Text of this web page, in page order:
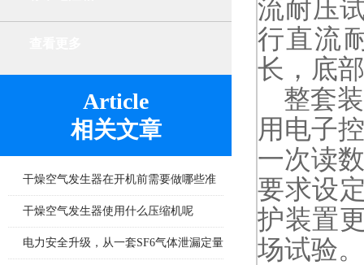
Article
相关文章
干燥空气发生器在开机前需要做哪些准
备工作
干燥空气发生器使用什么压缩机呢
电力安全升级，从一套SF6气体泄漏定量
流耐压
行直流
长，底
整套装
用电子
一次读
要求设
护装置
场试验。